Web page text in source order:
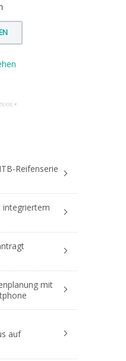
Reifenserie
integriertem
mit
auf